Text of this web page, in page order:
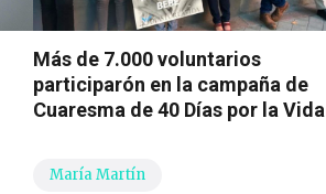
Más de 7.000 voluntarios
participarón en la campaña de
Cuaresma de 40 Días por la Vida
María Martín